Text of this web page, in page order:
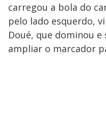
carregou a bola do
pelo lado esquerdo,
Doué, que dominou
ampliar o marcador